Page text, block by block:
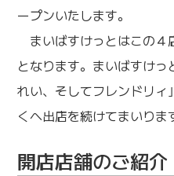
ープンいたします。
まいばすけっとはこの４
となります。まいばすけ
れい、そしてフレンドリィ
くへ出店を続けてまいりま
開店店舗のご紹介